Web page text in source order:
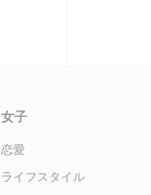
女子
恋愛
ライフスタイル